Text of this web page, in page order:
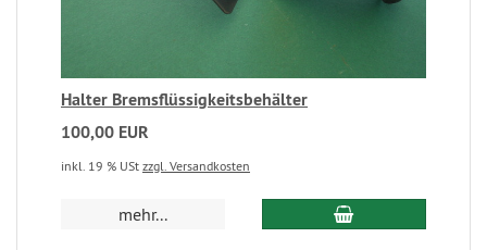
Halter Bremsflüssigkeitsbehälter
100,00 EUR
inkl. 19 % USt zzgl. Versandkosten
mehr...